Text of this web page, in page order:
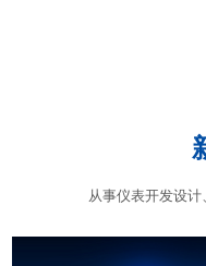
从事仪表开发设